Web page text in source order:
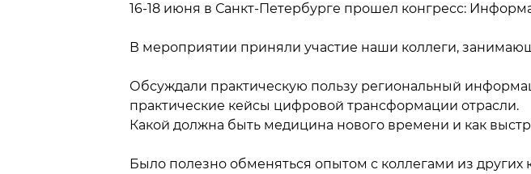
16-18 июня в Санкт-Петербурге прошел конгресс:
В мероприятии приняли участие наши коллеги,
Обсуждали практическую пользу региональный
практические кейсы цифровой трансформации отрасли.
Какой должна быть медицина нового времени и как
Было полезно обменяться опытом с коллегами из